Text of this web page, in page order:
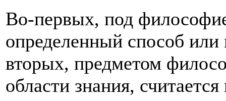
Во-первых, под
определенный способ
вторых, предметом
области знания,